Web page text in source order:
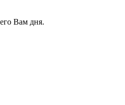
Вам дня.